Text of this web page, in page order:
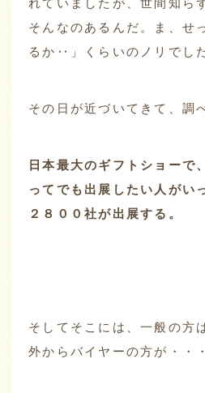
そんなのあるんだ。ま、せ
るか‥」くらいのノリでし
その日が近づいてきて、調
日本最大のギフトショーで
ってでも出展したい人がい
２８００社が出展する。
そしてそこには、一般の方
外からバイヤーの方が・・・